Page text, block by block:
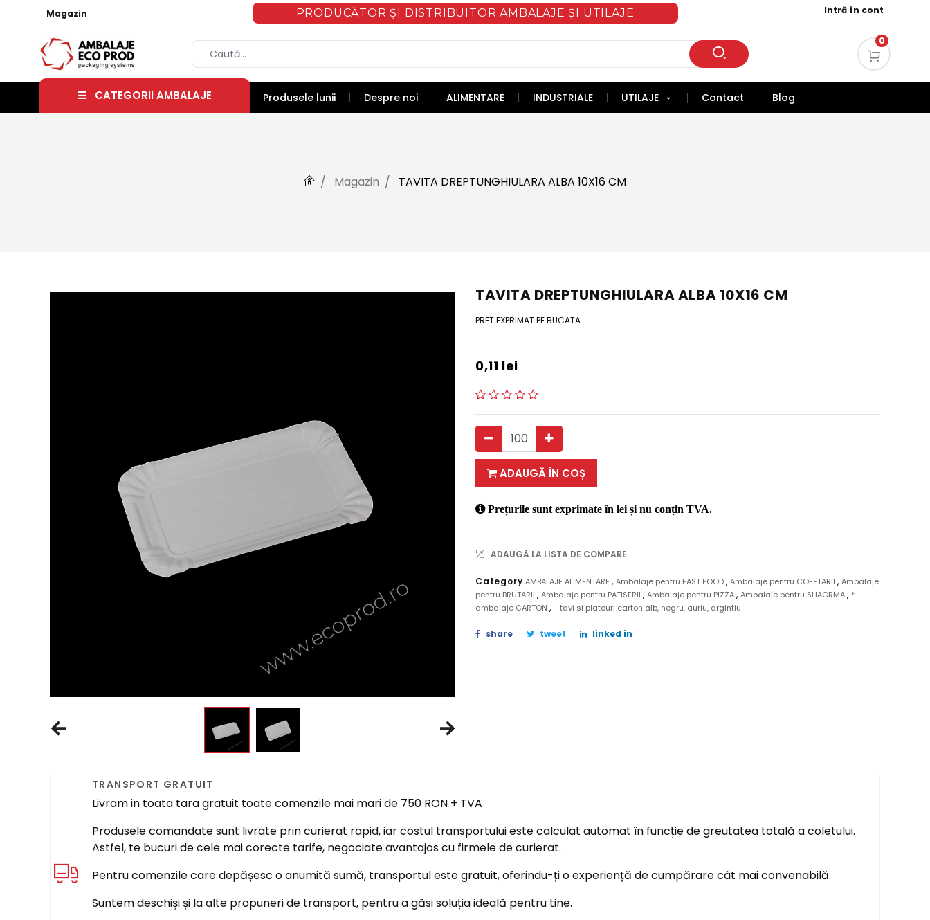
Magazin PRODUCĂTOR ȘI DISTRIBUITOR AMBALAJE ȘI UTILAJE Intră în cont
0
CATEGORII AMBALAJE Produsele lunii Despre noi ALIMENTARE INDUSTRIALE UTILAJE Contact Blog
Magazin TAVITA DREPTUNGHIULARA ALBA 10X16 CM
TAVITA DREPTUNGHIULARA ALBA 10X16 CM
PRET EXPRIMAT PE BUCATA
0,11 lei
ADAUGĂ ÎN COȘ
Prețurile sunt exprimate în lei și nu conțin TVA.
ADAUGĂ LA LISTA DE COMPARE
CategoryAMBALAJE ALIMENTARE,Ambalaje pentru FAST FOOD,Ambalaje pentru COFETARII,Ambalaje
pentru BRUTARII , Ambalaje pentru PATISERII , Ambalaje pentru PIZZA, Ambalaje pentru SHAORMA, *
ambalaje CARTON , - tavi si platouri carton alb, negru, auriu, argintiu
share tweet linked in
TRANSPORT GRATUIT
Livram in toata tara gratuit toate comenzile mai mari de 750 RON + TVA
Produsele comandate sunt livrate prin curierat rapid, iar costul transportului este calculat automat în funcție de greutatea totală a coletului.
Astfel, te bucuri de cele mai corecte tarife, negociate avantajos cu firmele de curierat.
Pentru comenzile care depășesc o anumită sumă, transportul este gratuit, oferindu-ți o experiență de cumpărare cât mai convenabilă.
Suntem deschiși și la alte propuneri de transport, pentru a găsi soluția ideală pentru tine.